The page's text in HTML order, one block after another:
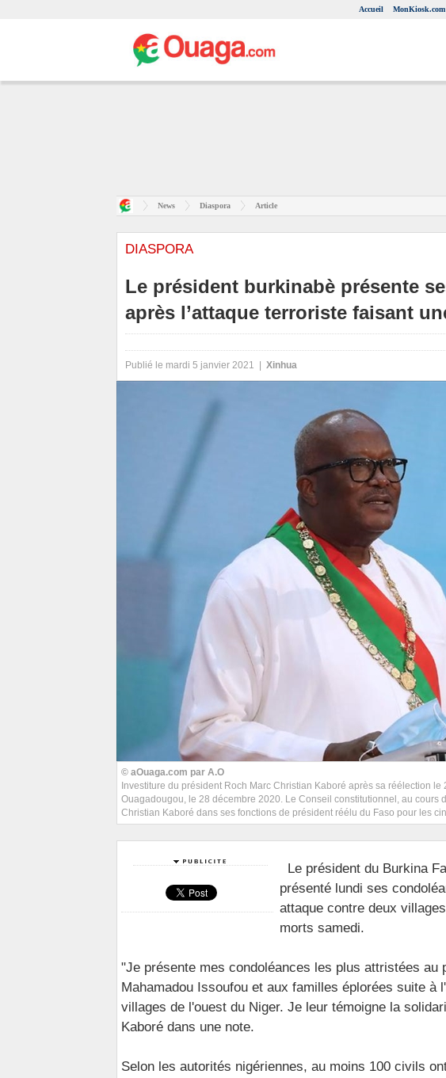
Accueil MonKiosk.com
News Diaspora Article
DIASPORA
Le président burkinabè présente
après l’attaque terroriste faisant
Publié le mardi 5 janvier 2021 | Xinhua
© aOuaga.com par A.O
Investiture du président Roch Marc Christian Kaboré après sa réélection le
Ouagadougou, le 28 décembre 2020. Le Conseil constitutionnel, au cours
Christian Kaboré dans ses fonctions de président réélu du Faso pour les
Le président du Burkina
présenté lundi ses
attaque contre deux
morts samedi.
"Je présente mes condoléances les plus attristées au
Mahamadou Issoufou et aux familles éplorées suite à
villages de l'ouest du Niger. Je leur témoigne la
Kaboré dans une note.
Selon les autorités nigériennes, au moins 100 civils